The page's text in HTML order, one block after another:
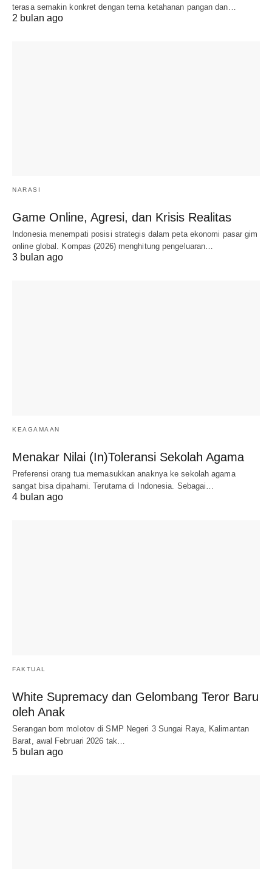
terasa semakin konkret dengan tema ketahanan pangan dan…
2 bulan ago
NARASI
Game Online, Agresi, dan Krisis Realitas
Indonesia menempati posisi strategis dalam peta ekonomi pasar gim
online global. Kompas (2026) menghitung pengeluaran…
3 bulan ago
KEAGAMAAN
Menakar Nilai (In)Toleransi Sekolah Agama
Preferensi orang tua memasukkan anaknya ke sekolah agama
sangat bisa dipahami. Terutama di Indonesia. Sebagai…
4 bulan ago
FAKTUAL
White Supremacy dan Gelombang Teror Baru
oleh Anak
Serangan bom molotov di SMP Negeri 3 Sungai Raya, Kalimantan
Barat, awal Februari 2026 tak…
5 bulan ago